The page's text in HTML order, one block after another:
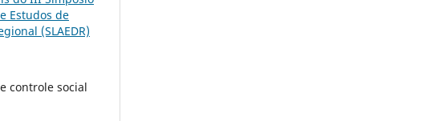
Estudos de
(SLAEDR)
controle social